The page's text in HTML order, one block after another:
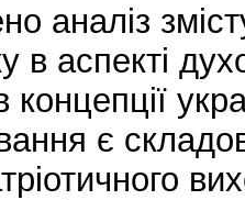
аналіз
в аспекті
є